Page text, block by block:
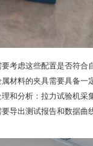
考虑这些配置是否符合
材料的夹具需要具备一
和分析：拉力试验机采
导出测试报告和数据曲